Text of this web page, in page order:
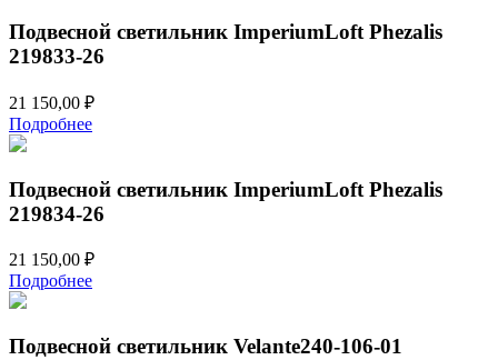
710,00 ₽.
Подвесной светильник ImperiumLoft Phezalis
219833-26
21 150,00 ₽
Подробнее
Подвесной светильник ImperiumLoft Phezalis
219834-26
21 150,00 ₽
Подробнее
Подвесной светильник Velante240-106-01